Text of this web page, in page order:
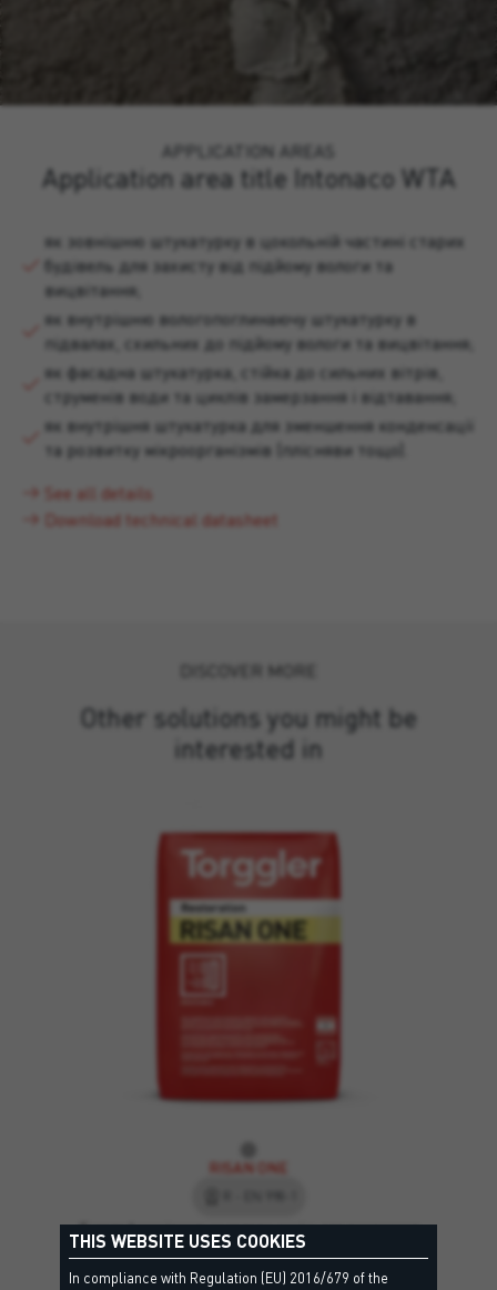
APPLICATION AREAS
Application area title Intonaco WTA
як зовнішню штукатурку в цокольній частині старих
будівель для захисту від підйому вологи та
вицвітання;
як внутрішню вологопоглинаючу штукатурку в
підвалах, схильних до підйому вологи та вицвітання;
як фасадна штукатурка, стійка до сильних вітрів,
струменів води та циклів замерзання і відтавання;
як внутрішня штукатурка для зменшення конденсації
та розвитку мікроорганізмів (плісняви тощо).
See all details
Download technical datasheet
DISCOVER MORE
Other solutions you might be
interested in
RISAN ONE
Багатофункціональна готова суміш для виконання
підштукатурки, що виконує функцію солезахисного…
THIS WEBSITE USES COOKIES
In compliance with Regulation (EU) 2016/679 of the